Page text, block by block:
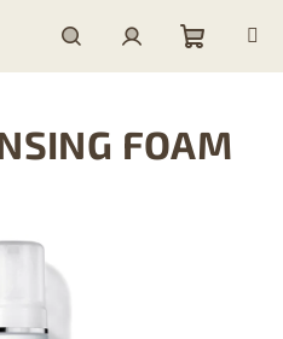
HľadaťPrihlásenie
košík
FOAM